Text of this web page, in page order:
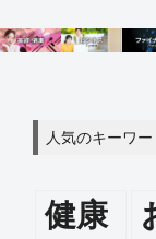
人気のキーワ
健康